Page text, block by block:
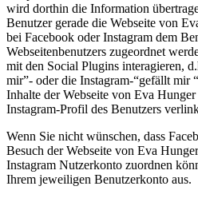
wird dorthin die Information
Benutzer gerade die Webseite von
bei Facebook oder Instagram dem
Webseitenbenutzers zugeordnet
mit den Social Plugins interagieren,
mir”- oder die Instagram-“gefällt mir
Inhalte der Webseite von Eva
Instagram-Profil des Benutzers
Wenn Sie nicht wünschen, dass
Besuch der Webseite von Eva
Instagram Nutzerkonto zuordnen
Ihrem jeweiligen Benutzerkonto aus.